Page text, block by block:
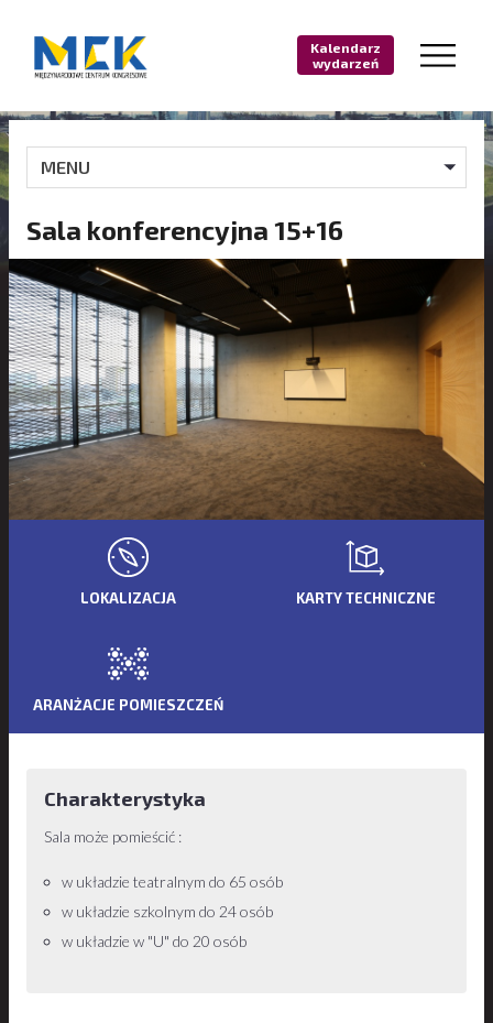
Kalendarz
wydarzeń
MENU
Sala konferencyjna 15+16
LOKALIZACJA KARTY TECHNICZNE
ARANŻACJE POMIESZCZEŃ
Charakterystyka
Sala może pomieścić :
w układzie teatralnym do 65 osób
w układzie szkolnym do 24 osób
w układzie w "U" do 20 osób